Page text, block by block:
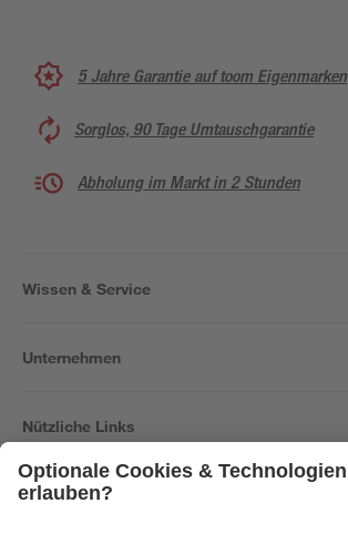
5 Jahre Garantie auf toom Eigenmarken
Sorglos, 90 Tage Umtauschgarantie
Abholung im Markt in 2 Stunden
Wissen & Service
Unternehmen
Nützliche Links